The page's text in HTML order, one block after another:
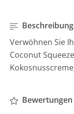
Beschreibung
Verwöhnen Sie
Coconut
Bewertungen